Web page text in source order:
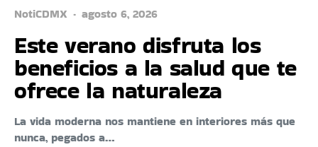
NotiCDMX
agosto 6, 2026
Este verano disfruta los
beneficios a la salud que te
ofrece la naturaleza
La vida moderna nos mantiene en interiores más que
nunca, pegados a…